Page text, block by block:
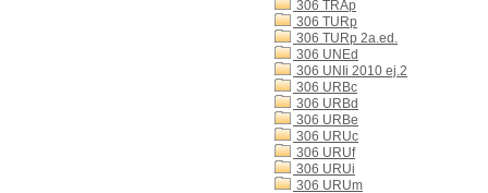
306 TRAp
306 TURp
306 TURp 2a.ed.
306 UNEd
306 UNIi 2010 ej.2
306 URBc
306 URBd
306 URBe
306 URUc
306 URUf
306 URUi
306 URUm